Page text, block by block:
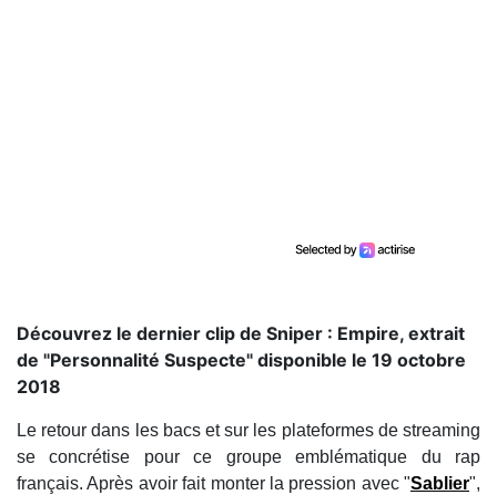
Découvrez le dernier clip de Sniper : Empire, extrait
de "Personnalité Suspecte" disponible le 19 octobre
2018
Le retour dans les bacs et sur les plateformes de streaming
se concrétise pour ce groupe emblématique du rap
français. Après avoir fait monter la pression avec "Sablier",